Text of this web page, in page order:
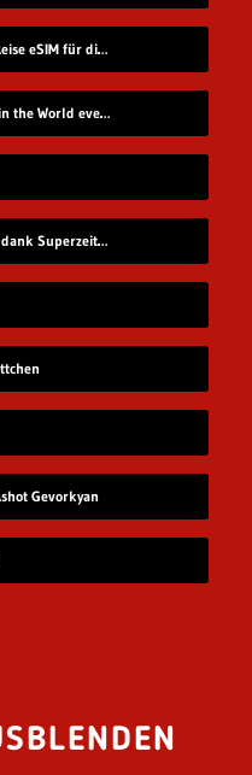
Direkt nach Istanbul: deine Reise eSIM für die Türkei
The Most Unsatisfying Video in the World ever made – part 2
Eingefrorenes New York City dank Superzeitlupe
Gevorkyan